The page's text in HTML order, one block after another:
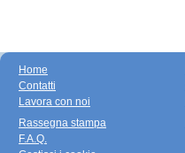
Home
Contatti
Lavora con noi
Rassegna stampa
F.A.Q.